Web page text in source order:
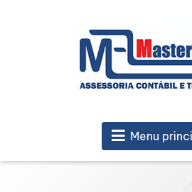
Menu